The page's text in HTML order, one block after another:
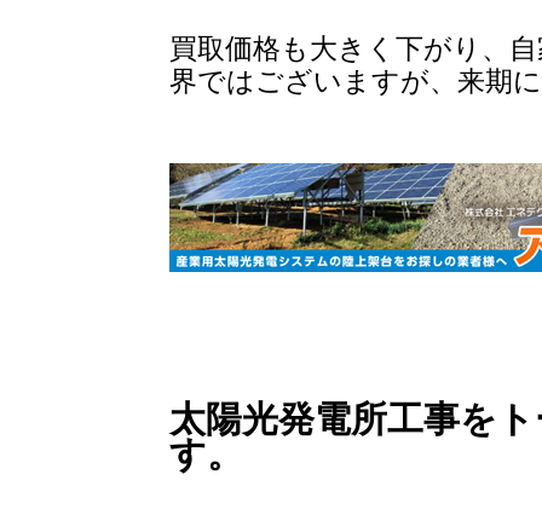
買取価格も大きく下がり、
界ではございますが、来期
太陽光発電所工事を
す。